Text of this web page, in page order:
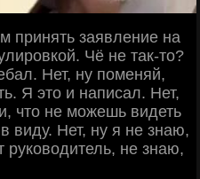
заявление на
Чё не так-то?
Нет, ну поменяй,
Я это и написал. Нет,
что не можешь видеть
виду. Нет, ну я не знаю,
руководитель, не знаю,